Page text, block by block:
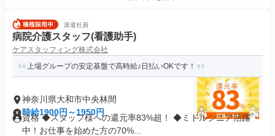
派遣社員
病院介護スタッフ(看護助手)
ケアスタッフィング株式会社
上場グループの安定基盤で高時給♪日払いOKです！
神奈川県大和市中央林間
時給1900円～1950円
資格 ◆スタッフ様への還元率83%超！ ◆ミドルシニア活躍
中！お仕事を始めた方の70%...